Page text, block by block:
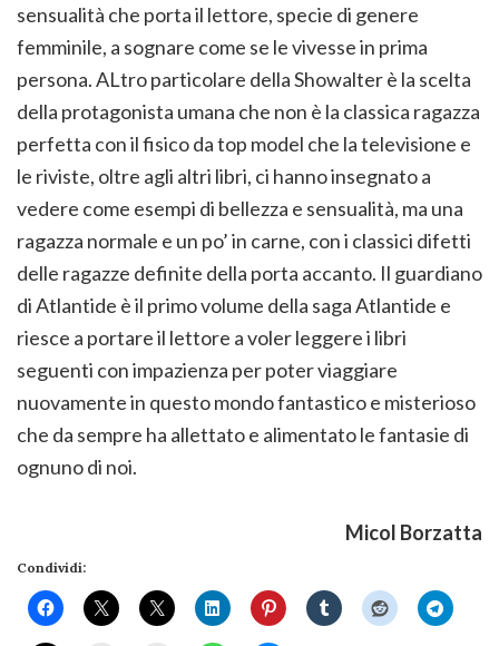
sensualità che porta il lettore, specie di genere
femminile, a sognare come se le vivesse in prima
persona. ALtro particolare della Showalter è la scelta
della protagonista umana che non è la classica ragazza
perfetta con il fisico da top model che la televisione e
le riviste, oltre agli altri libri, ci hanno insegnato a
vedere come esempi di bellezza e sensualità, ma una
ragazza normale e un po’ in carne, con i classici difetti
delle ragazze definite della porta accanto. Il guardiano
di Atlantide è il primo volume della saga Atlantide e
riesce a portare il lettore a voler leggere i libri
seguenti con impazienza per poter viaggiare
nuovamente in questo mondo fantastico e misterioso
che da sempre ha allettato e alimentato le fantasie di
ognuno di noi.
Micol Borzatta
Condividi: